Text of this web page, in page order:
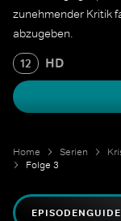
zunehmender Kritik
abzugeben.
12 HD
Home Serien
Folge 3
EPISODENGUIDE